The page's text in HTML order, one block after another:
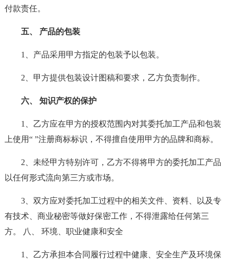
付款责任。
五、 产品的包装
1、产品采用甲方指定的包装予以包装。
2、甲方提供包装设计图稿和要求，乙方负责制作。
六、 知识产权的保护
1、乙方应在甲方的授权范围内对其委托加工产品和包装
上使用“ ”注册商标标识，不得擅自使用甲方的品牌和商标。
2、未经甲方特别许可，乙方不得将甲方的委托加工产品
以任何形式流向第三方或市场。
3、双方应对委托加工过程中的相关文件、资料、以及专
有技术、商业秘密等做好保密工作，不得泄露给任何第三
方。 八、 环境、职业健康和安全
1、乙方承担本合同履行过程中健康、安全生产及环境保